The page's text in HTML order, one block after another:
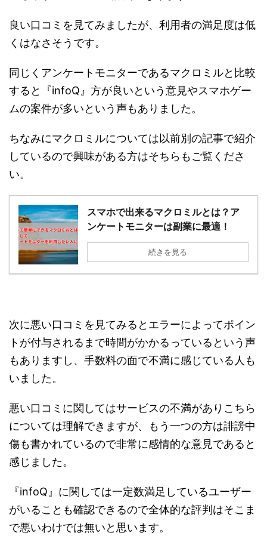
良い口コミを見てみましたが、利用者の満足度は低
くはなさそうです。
同じくアンケートモニターであるマクロミルと比較
すると『infoQ』方が良いという意見やスマホゲー
ムの案件が多いという声もありました。
ちなみにマクロミルについては以前別の記事で紹介
しているので興味がある方はそちらもご覧くださ
い。
スマホで出来るマクロミルとは？ア
ンケートモニターは副業に最適！
続きを見る
次に悪い口コミを見てみるとエラーによってポイン
トが付与されるまで時間がかかるっているという声
もありますし、手数料の面で不満に感じている人も
いました。
悪い口コミに関してはサービスの不満がありこちら
については理解できますが、もう一つの方は誹謗中
傷も書かれているので非常に感情的な意見であると
感じました。
『infoQ』に関しては一定数満足しているユーザー
がいることも確認できるので全体的な評判はそこま
で悪いわけでは無いと思います。